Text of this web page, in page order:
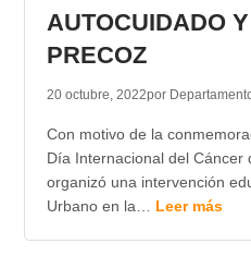
AUTOCUIDADO
PRECOZ
20 octubre, 2022por
Con motivo de la
Día Internacional del Cáncer
organizó una intervención
Urbano en la… Leer más